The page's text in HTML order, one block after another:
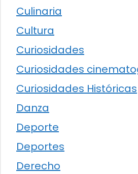
Culinaria
Cultura
Curiosidades
Curiosidades
Curiosidades Históricas
Danza
Deporte
Deportes
Derecho